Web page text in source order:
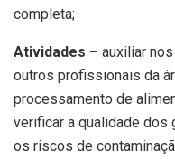
completa;
Atividades – auxiliar
outros profissionais da
processamento de
verificar a qualidade dos
os riscos de